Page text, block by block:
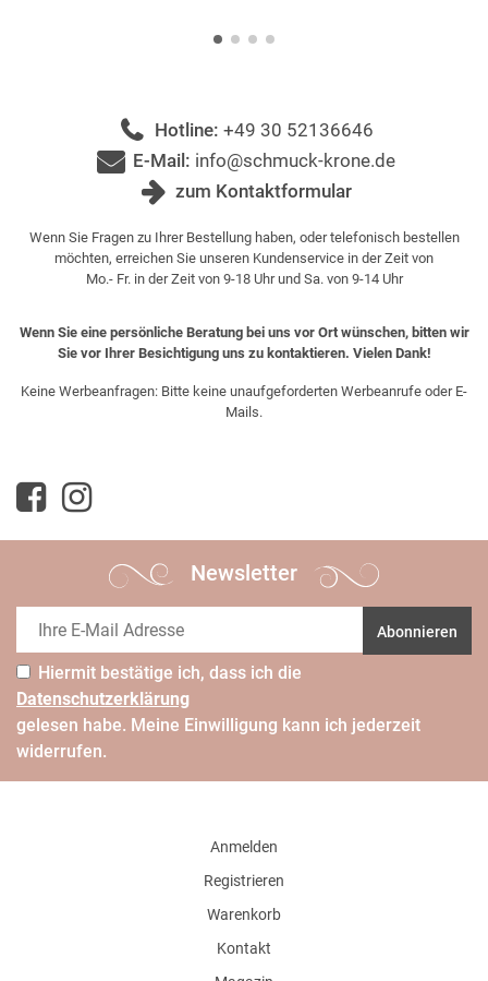
Hotline: +49 30 52136646
E-Mail: info@schmuck-krone.de
zum Kontaktformular
Wenn Sie Fragen zu Ihrer Bestellung haben, oder telefonisch bestellen
möchten, erreichen Sie unseren Kundenservice in der Zeit von
Mo.- Fr. in der Zeit von 9-18 Uhr und Sa. von 9-14 Uhr
Wenn Sie eine persönliche Beratung bei uns vor Ort wünschen, bitten wir
Sie vor Ihrer Besichtigung uns zu kontaktieren. Vielen Dank!
Keine Werbeanfragen: Bitte keine unaufgeforderten Werbeanrufe oder E-
Mails.
Newsletter
Abonnieren
Hiermit bestätige ich, dass ich die
Daten­schutz­erklärung
gelesen habe. Meine Einwilligung kann ich jederzeit
widerrufen.
Anmelden
Registrieren
Warenkorb
Kontakt